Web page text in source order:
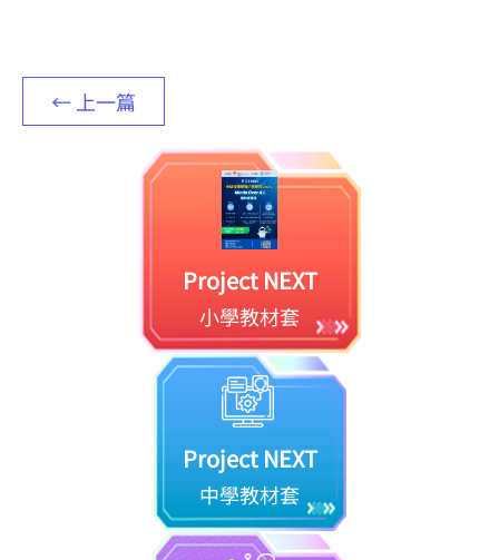
← 上一篇
Project NEXT
小學教材套
Project NEXT
中學教材套